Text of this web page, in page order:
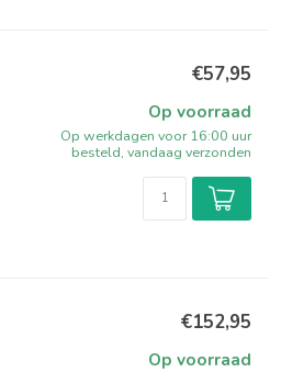
€57,95
Op voorraad
Op werkdagen voor 16:00 uur
besteld, vandaag verzonden
€152,95
Op voorraad